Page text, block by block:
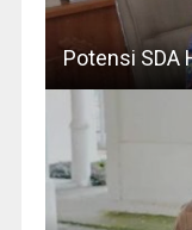
Potensi SDA